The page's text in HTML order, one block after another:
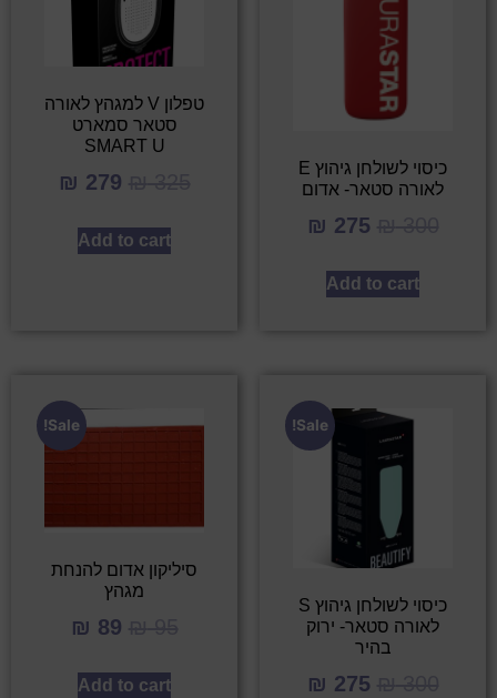
כיסוי לשולחן גיהוץ E
לאורה סטאר- אדום
₪ 275
Add to cart
טפלון V למגהץ לאורה
סטאר סמארט
SMART U
₪ 279
Add to cart
Sale!
כיסוי לשולחן גיהוץ S
לאורה סטאר- ירוק
בהיר
₪ 275
Sale!
סיליקון אדום להנחת
מגהץ
₪ 89
Add to cart